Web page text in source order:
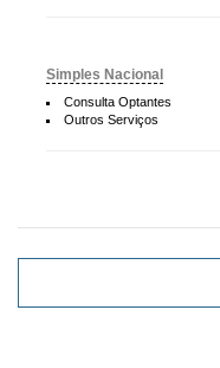
Simples Nacional
Consulta Optantes
Outros Serviços